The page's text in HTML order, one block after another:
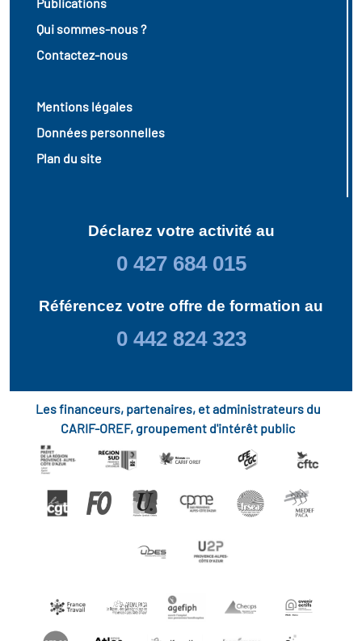
Qui sommes-nous ?
Contactez-nous
Mentions légales
Données personnelles
Plan du site
Déclarez votre activité au
0 427 684 015
Référencez votre offre de formation au
0 442 824 323
Les financeurs, partenaires, et administrateurs du
CARIF-OREF, groupement d'intérêt public